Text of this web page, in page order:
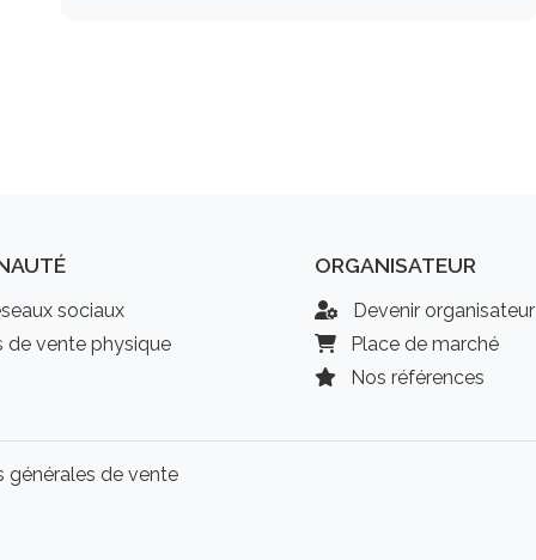
sociaux
de vente physique
ORGANISATEUR
Devenir organisateur
Place de marché
Nos références
générales de vente